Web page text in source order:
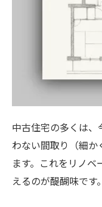
中古住宅の多くは
わない間取り（細
ます。これをリノ
えるのが醍醐味です。